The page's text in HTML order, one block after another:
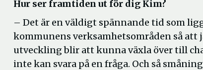
Hur ser framtiden ut för dig Kim?
– Det är en väldigt spännande tid som
kommunens verksamhetsområden så att
utveckling blir att kunna växla över till
inte kan svara på en fråga. Och så